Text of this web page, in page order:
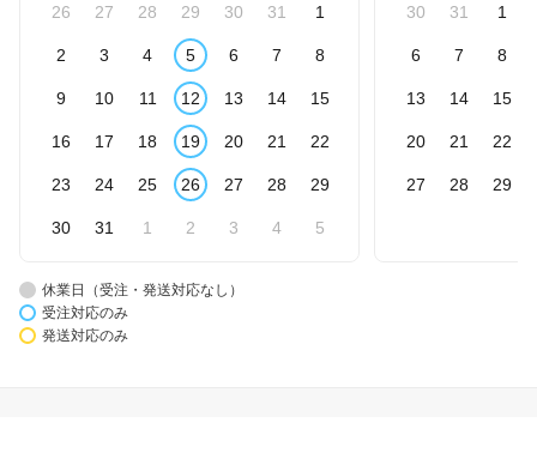
26 27 28 29 30 31 1
2 3 4 5 6 7 8
9 10 11 12 13 14 15
16 17 18 19 20 21 22
23 24 25 26 27 28 29
30 31 1 2 3 4 5
30 31 1
6 7 8
13 14 15
20 21 22
27 28 29
休業日（受注・発送対応なし）
受注対応のみ
発送対応のみ